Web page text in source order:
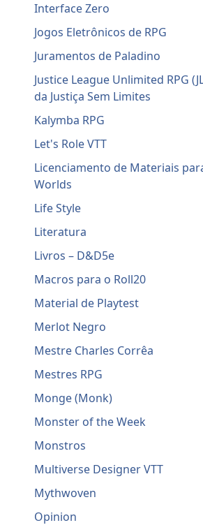
Interface Zero
Jogos Eletrônicos de RPG
Juramentos de Paladino
Justice League Unlimited RPG
da Justiça Sem Limites
Kalymba RPG
Let's Role VTT
Licenciamento de Materiais
Worlds
Life Style
Literatura
Livros – D&D5e
Macros para o Roll20
Material de Playtest
Merlot Negro
Mestre Charles Corrêa
Mestres RPG
Monge (Monk)
Monster of the Week
Monstros
Multiverse Designer VTT
Mythwoven
Opinion